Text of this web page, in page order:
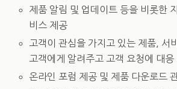
제품 알림 및 업데이트 등을 비롯한
비스 제공
고객이 관심을 가지고 있는 제품, 서
고객에게 알려주고 고객 요청에 대응
온라인 포럼 제공 및 제품 다운로드